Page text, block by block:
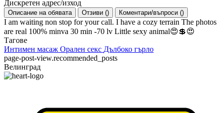
Дискретен адрес/изход
Описание на обявата Отзиви () Коментари/въпроси ()
I am waiting non stop for your call. I have a cozy terrain The photos
are real 100% minva 30 min -70 lv Little sexy animal😍💲😍
Тагове
Интимен масаж Орален секс Дълбоко гърло
page-post-view.recommended_posts
Велинград